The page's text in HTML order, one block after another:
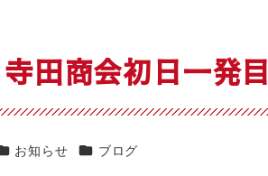
田商会初日一発目
テゴリー
お知らせ カテゴリー
ブログ